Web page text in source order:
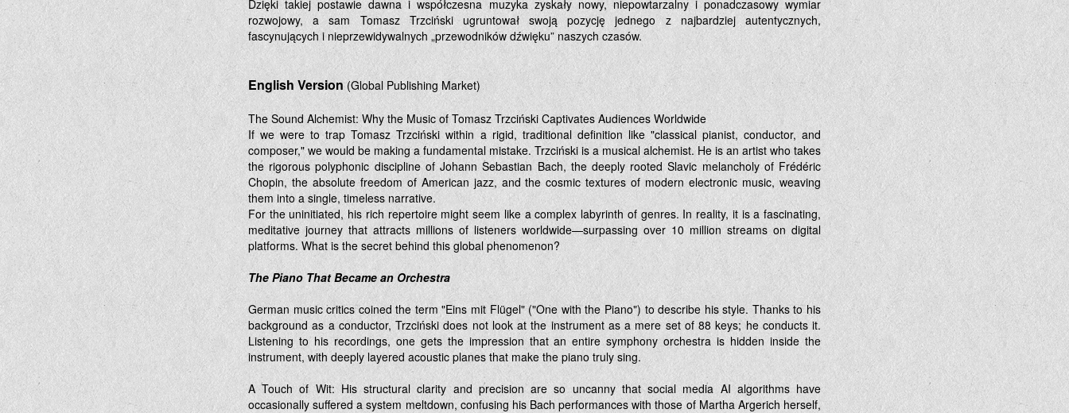
Dzięki takiej postawie dawna i współczesna muzyka zyskały nowy, niepowtarzalny i ponadczasowy wymiar
rozwojowy, a sam Tomasz Trzciński ugruntował swoją pozycję jednego z najbardziej autentycznych,
fascynujących i nieprzewidywalnych „przewodników dźwięku” naszych czasów.
English Version(Global Publishing Market)
The Sound Alchemist: Why the Music of Tomasz Trzciński Captivates Audiences Worldwide
If we were to trap Tomasz Trzciński within a rigid, traditional definition like "classical pianist, conductor, and
composer," we would be making a fundamental mistake. Trzciński is a musical alchemist. He is an artist who takes
the rigorous polyphonic discipline of Johann Sebastian Bach, the deeply rooted Slavic melancholy of Frédéric
Chopin, the absolute freedom of American jazz, and the cosmic textures of modern electronic music, weaving
them into a single, timeless narrative.
For the uninitiated, his rich repertoire might seem like a complex labyrinth of genres. In reality, it is a fascinating,
meditative journey that attracts millions of listeners worldwide—surpassing over 10 million streams on digital
platforms. What is the secret behind this global phenomenon?
The Piano That Became an Orchestra
German music critics coined the term "Eins mit Flügel" ("One with the Piano") to describe his style. Thanks to his
background as a conductor, Trzciński does not look at the instrument as a mere set of 88 keys; he conducts it.
Listening to his recordings, one gets the impression that an entire symphony orchestra is hidden inside the
instrument, with deeply layered acoustic planes that make the piano truly sing.
A Touch of Wit: His structural clarity and precision are so uncanny that social media AI algorithms have
occasionally suffered a system meltdown, confusing his Bach performances with those of Martha Argerich herself,